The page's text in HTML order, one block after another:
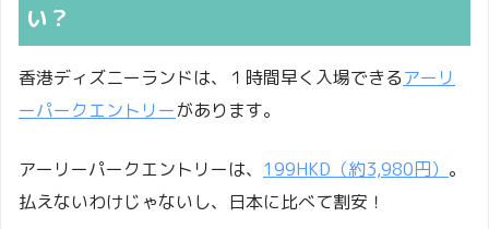
い？
香港ディズニーランドは、１時間早く入場できるアーリ
ーパークエントリーがあります。
アーリーパークエントリーは、 199HKD（約3,980円） 。
払えないわけじゃないし、日本に比べて割安！